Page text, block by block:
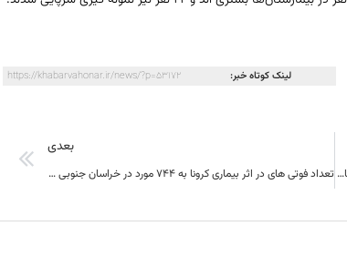
لینک کوتاه خبر: https://khabarvahonar.ir/news/?p=53172
یکی از وظایف اصلی رسانه‌، ترویج الگوهای فعال در حوزه اقتصاد مقاومتی است
بعدی
تعداد فوتی های در اثر بیماری کرونا به 744 مورد در خراسان جنوبی رسید؛